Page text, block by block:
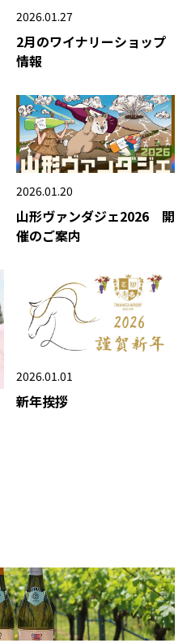
2026.01.27
2月のワイナリーショップ
情報
2026.01.20
山形ヴァンダジェ2026 開
催のご案内
2026.01.01
新年挨拶